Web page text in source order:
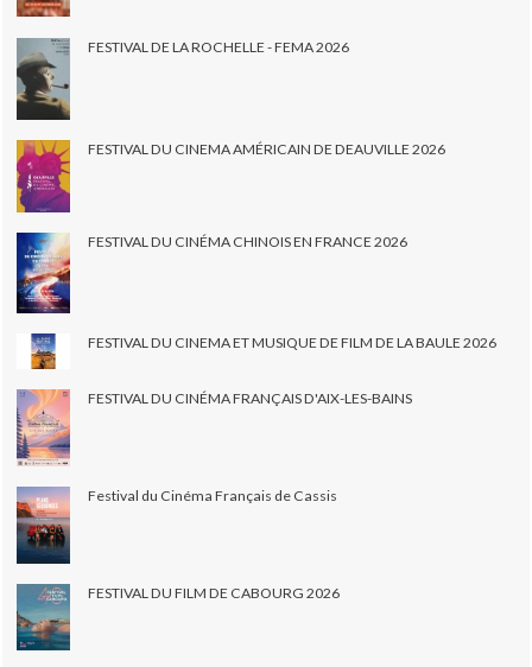
FESTIVAL DE LA ROCHELLE - FEMA 2026
FESTIVAL DU CINEMA AMÉRICAIN DE DEAUVILLE 2026
FESTIVAL DU CINÉMA CHINOIS EN FRANCE 2026
FESTIVAL DU CINEMA ET MUSIQUE DE FILM DE LA BAULE 2026
FESTIVAL DU CINÉMA FRANÇAIS D'AIX-LES-BAINS
Festival du Cinéma Français de Cassis
FESTIVAL DU FILM DE CABOURG 2026